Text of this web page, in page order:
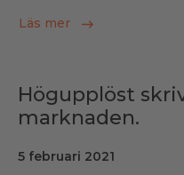
Läs mer
Högupplöst
marknaden.
5 februari 2021